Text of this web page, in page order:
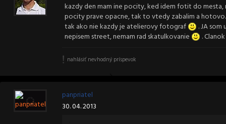
kazdy den mam ine pocity, ked idem fotit do
pocity prave opacne, tak to vtedy zabalim a
tak ako nie kazdy je atelierovy fotograf
. JA
nepisem street, nemam rad skatulkovanie
.
nahlásiť nevhodný príspevok
panpriatel
30. 04. 2013